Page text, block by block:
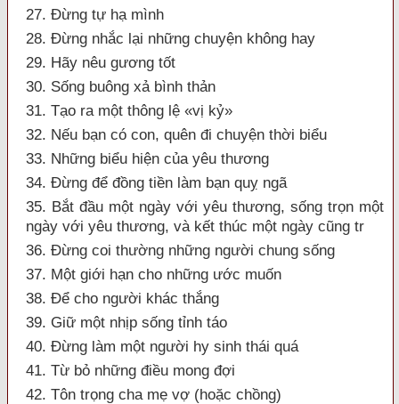
27. Đừng tự hạ mình
28. Đừng nhắc lại những chuyện không hay
29. Hãy nêu gương tốt
30. Sống buông xả bình thản
31. Tạo ra một thông lệ «vị kỷ»
32. Nếu bạn có con, quên đi chuyện thời biểu
33. Những biểu hiện của yêu thương
34. Đừng để đồng tiền làm bạn quỵ ngã
35. Bắt đầu một ngày với yêu thương, sống trọn một
ngày với yêu thương, và kết thúc một ngày cũng tr
36. Đừng coi thường những người chung sống
37. Một giới hạn cho những ước muốn
38. Để cho người khác thắng
39. Giữ một nhịp sống tỉnh táo
40. Đừng làm một người hy sinh thái quá
41. Từ bỏ những điều mong đợi
42. Tôn trọng cha mẹ vợ (hoặc chồng)